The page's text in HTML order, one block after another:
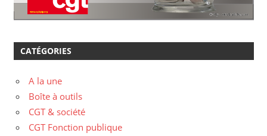
CATÉGORIES
A la une
Boîte à outils
CGT & société
CGT Fonction publique